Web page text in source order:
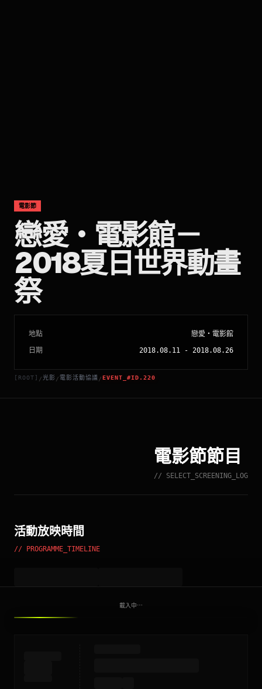
[ROOT] /光影 /電影活動協議 /EVENT_#ID.220
電影節
戀愛・電影館－
2018夏日世界動畫
祭
地點
戀愛・電影館
日期
2018.08.11 - 2018.08.26
電影節節目
// SELECT_SCREENING_LOG
活動放映時間
// PROGRAMME_TIMELINE
載入中⋯